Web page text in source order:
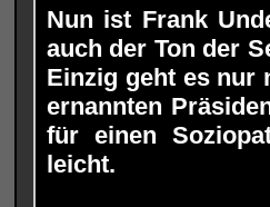
Nun ist Frank
auch der Ton der
Einzig geht es nur
ernannten
für einen
leicht.